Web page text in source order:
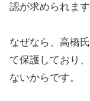
認が求められます
なぜなら、高橋
て保護しており
ないからです。